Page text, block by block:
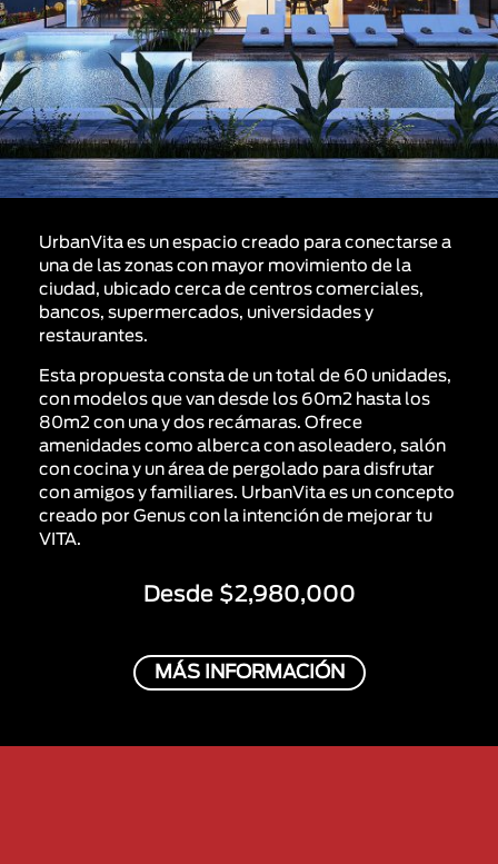
UrbanVita es un espacio creado para conectarse a
una de las zonas con mayor movimiento de la
ciudad, ubicado cerca de centros comerciales,
bancos, supermercados, universidades y
restaurantes.
Esta propuesta consta de un total de 60 unidades,
con modelos que van desde los 60m2 hasta los
80m2 con una y dos recámaras. Ofrece
amenidades como alberca con asoleadero, salón
con cocina y un área de pergolado para disfrutar
con amigos y familiares. UrbanVita es un concepto
creado por Genus con la intención de mejorar tu
VITA.
Desde $2,980,000
MÁS INFORMACIÓN